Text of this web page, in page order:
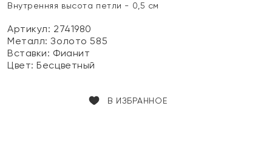
Внутренняя высота петли - 0,5 см
Артикул: 2741980
Металл:Золото 585
Вставки: Фианит
Цвет:Бесцветный
В ИЗБРАННОЕ